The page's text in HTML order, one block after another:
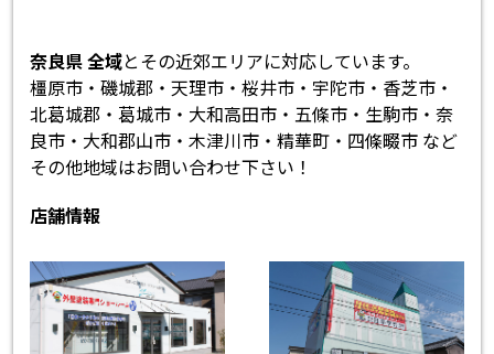
奈良県 全域とその近郊エリアに対応しています。
橿原市・磯城郡・天理市・桜井市・宇陀市・香芝市・
北葛城郡・葛城市・大和高田市・五條市・生駒市・奈
良市・大和郡山市・木津川市・精華町・四條畷市 など
その他地域はお問い合わせ下さい！
店舗情報